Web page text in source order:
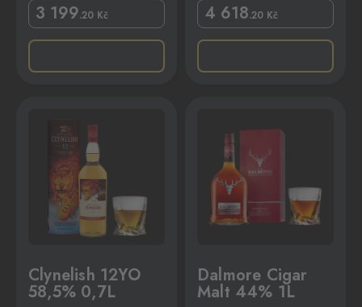
3 199.20 Kč
4 618.20 Kč
Clynelish 12YO
58,5% 0,7L
Dalmore Cigar
Malt 44% 1L